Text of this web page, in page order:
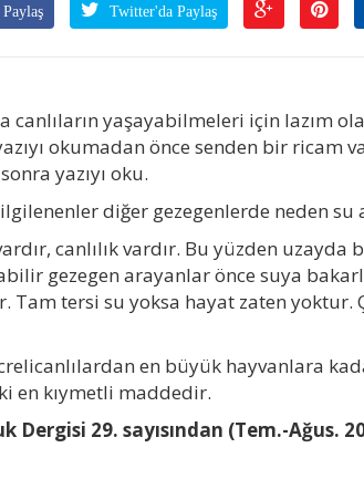
Twitter'da Paylaş
canlıların yaşayabilmeleri için lazım
okumadan önce senden bir ricam
yazıyı oku.
diğer gezegenlerde neden su
canlılık vardır. Bu yüzden uzayda
gezegen arayanlar önce suya
Tam tersi su yoksa hayat zaten yoktur.
en büyük hayvanlara
en kıymetli maddedir.
Dergisi 29. sayısından (Tem.-Ağus.